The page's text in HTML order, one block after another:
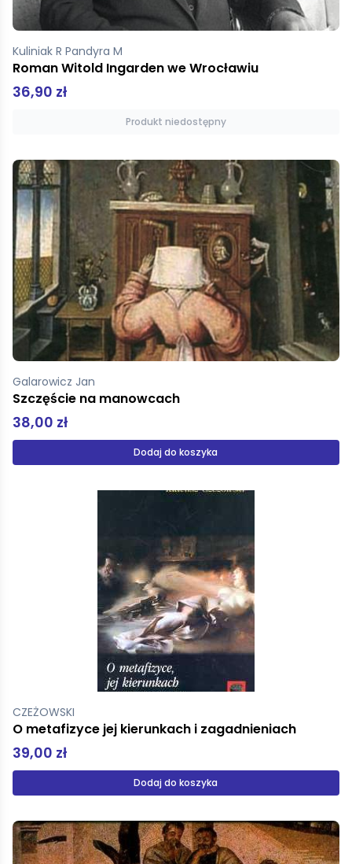
Kuliniak R Pandyra M
Roman Witold Ingarden we Wrocławiu
36,90 zł
Produkt niedostępny
Galarowicz Jan
Szczęście na manowcach
38,00 zł
Dodaj do koszyka
CZEŻOWSKI
O metafizyce jej kierunkach i zagadnieniach
39,00 zł
Dodaj do koszyka